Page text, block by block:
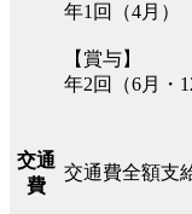
年1回（4月）
【賞与】
年2回（6月・
交通
費
交通費全額支